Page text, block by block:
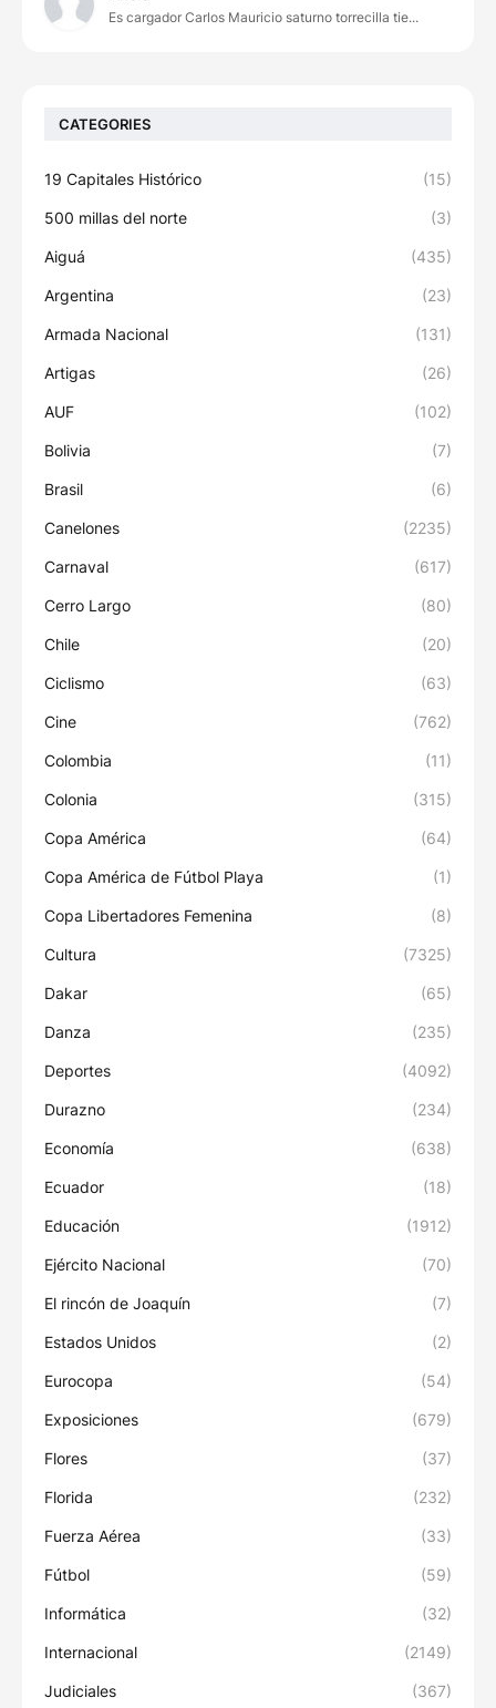
Es cargador Carlos Mauricio saturno torrecilla tie...
CATEGORIES
19 Capitales Histórico (15)
500 millas del norte (3)
Aiguá (435)
Argentina (23)
Armada Nacional (131)
Artigas (26)
AUF (102)
Bolivia (7)
Brasil (6)
Canelones (2235)
Carnaval (617)
Cerro Largo (80)
Chile (20)
Ciclismo (63)
Cine (762)
Colombia (11)
Colonia (315)
Copa América (64)
Copa América de Fútbol Playa (1)
Copa Libertadores Femenina (8)
Cultura (7325)
Dakar (65)
Danza (235)
Deportes (4092)
Durazno (234)
Economía (638)
Ecuador (18)
Educación (1912)
Ejército Nacional (70)
El rincón de Joaquín (7)
Estados Unidos (2)
Eurocopa (54)
Exposiciones (679)
Flores (37)
Florida (232)
Fuerza Aérea (33)
Fútbol (59)
Informática (32)
Internacional (2149)
Judiciales (367)